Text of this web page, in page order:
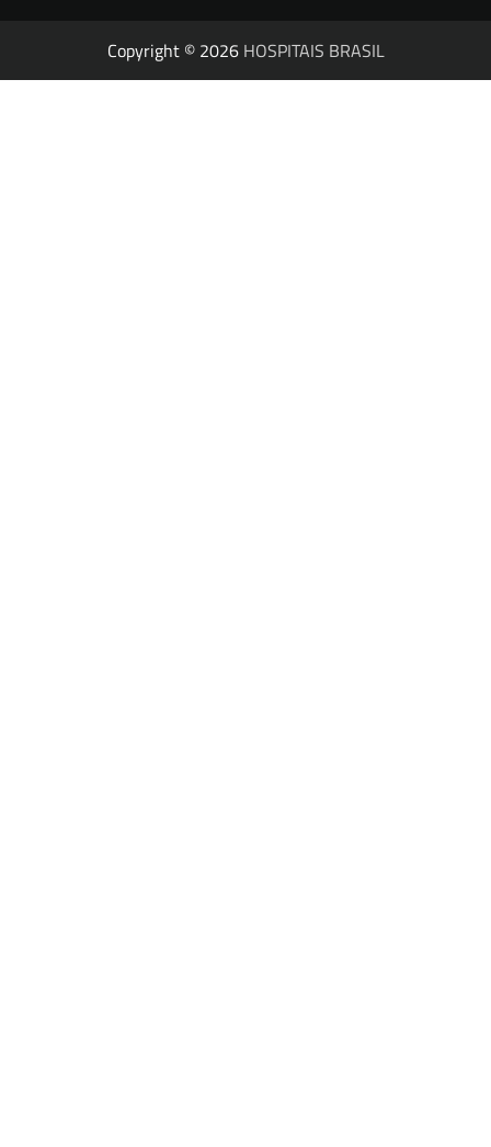
Copyright © 2026 HOSPITAIS BRASIL